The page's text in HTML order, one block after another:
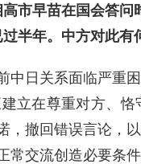
市早苗在国会答
半年。中方对此有
中日关系面临严重
立在尊重对方、
撤回错误言论，
交流创造必要条件